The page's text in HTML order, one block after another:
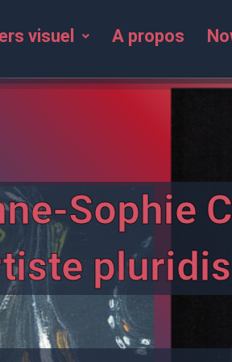
visuel A propos
Sophie